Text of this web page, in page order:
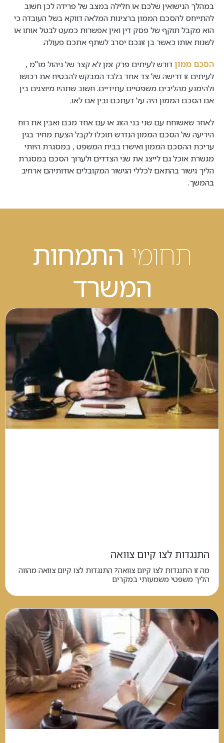
במהלך הנישואין שלכם או חלילה במצב של פרידה לכן חשוב
להתייחס להסכם הממון ברצינות המלאה דווקא בשל העובדה כי
הוא מקבל תוקף של פסק דין ואין אפשרות כמעט לבטל אותו או
לשנות אותו כאשר בן זוגכם יסרב לשתף אתכם פעולה.
הסכם ממוןדורש לעיתים פרק זמן לא קצר של ניהול מו"מ ,
לעיתים זו דרישה של צד אחד בלבד המבקש להבטיח את רכושו
ולהימנע מהליכים משפטיים עתידיים. חשוב שתהיו מיוצגים בין
אם הסכם הממון היה על דעתכם ובין אם לאו.
לאחר שאשוחח עם שני בני הזוג או עם אחד מכם ואבין את רוח
היריעה של הסכם הממון הנדרש תוכלו לקבל הצעת מחיר בגין
עריכת ההסכם הממון ואישרו בבית המשפט , במסגרת היותי
מגשרת אוכל גם לייצג את שני הצדדים ולערוך הסכם במסגרת
הליך גישור בהתאם לכללי הגישור המקובלים אודותיהם ארחיב
בהמשך.
תחומי התמחות
המשרד
התנגדות לצו קיום צוואה
מה זו התנגדות לצו קיום צוואה? התנגדות לצו קיום צוואה מהווה
הליך משפטי משמעותי במקרים